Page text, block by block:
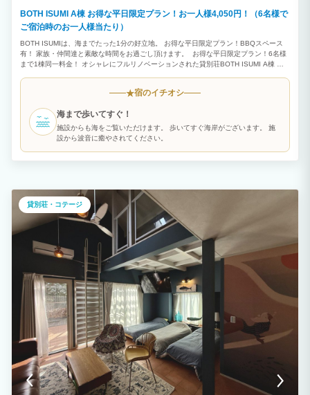
BOTH ISUMI A棟 お得な平日限定プラン！お一人様4,050円！（6名様で
ご宿泊時のお一人様当たり）
BOTH ISUMIは、海までたった1分の好立地。 お得な平日限定プラン！BBQスペース
有！ 家族・仲間達と素敵な時間をお過ごし頂けます。 お得な平日限定プラン！6名様
まで1棟同一料金！ オシャレにフルリノベーションされた貸別荘BOTH ISUMI A棟 海
★宿のイチオシ
海まで歩いてすぐ！
施設からも海をご覧いただけます。 歩いてすぐ海岸がございます。 施
設から波音に癒やされてください。
貸別荘・コテージ